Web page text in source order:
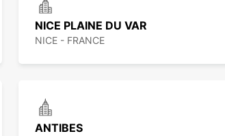
NICE PLAINE DU VAR
NICE - FRANCE
ANTIBES